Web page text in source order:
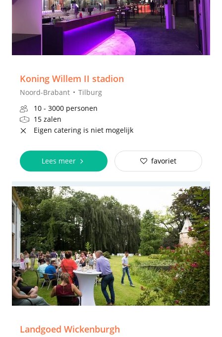
Koning Willem II stadion
Noord-Brabant
Tilburg
10 - 3000 personen
15 zalen
Eigen catering is niet mogelijk
Lees meer favoriet
Landgoed Wickenburgh